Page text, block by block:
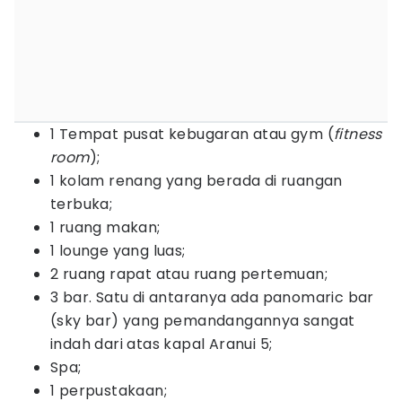
1 Tempat pusat kebugaran atau gym (fitness
room);
1 kolam renang yang berada di ruangan
terbuka;
1 ruang makan;
1 lounge yang luas;
2 ruang rapat atau ruang pertemuan;
3 bar. Satu di antaranya ada panomaric bar
(sky bar) yang pemandangannya sangat
indah dari atas kapal Aranui 5;
Spa;
1 perpustakaan;